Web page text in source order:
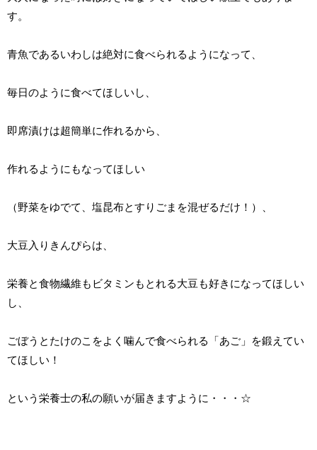
す。
青魚であるいわしは絶対に食べられるようになって、
毎日のように食べてほしいし、
即席漬けは超簡単に作れるから、
作れるようにもなってほしい
（野菜をゆでて、塩昆布とすりごまを混ぜるだけ！）、
大豆入りきんぴらは、
栄養と食物繊維もビタミンもとれる大豆も好きになってほしい
し、
ごぼうとたけのこをよく噛んで食べられる「あご」を鍛えてい
てほしい！
という栄養士の私の願いが届きますように・・・☆